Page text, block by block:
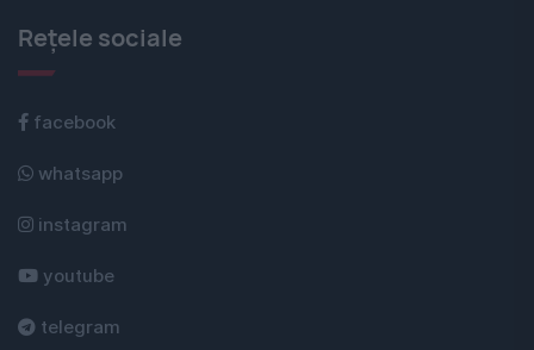
Rețele sociale
facebook
whatsapp
instagram
youtube
telegram